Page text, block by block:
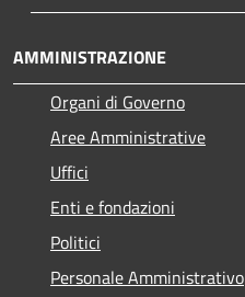
AMMINISTRAZIONE
Organi di Governo
Aree Amministrative
Uffici
Enti e fondazioni
Politici
Personale Amministrativo